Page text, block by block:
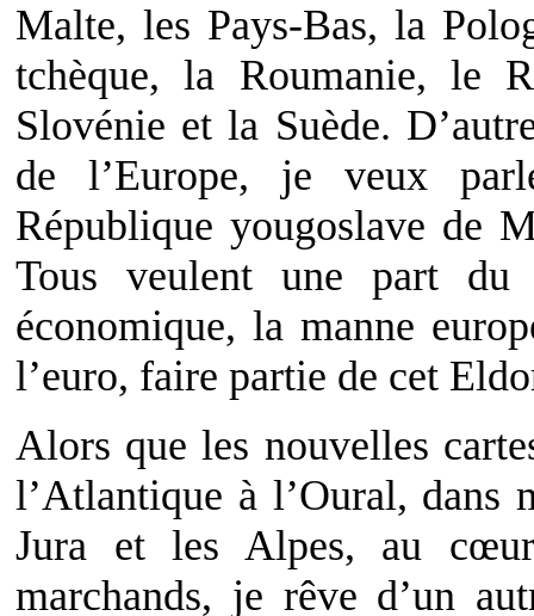
Malte, les Pays-Bas, la
tchèque, la Roumanie, le
Slovénie et la Suède.
de l’Europe, je veux
République yougoslave de
Tous veulent une part du
économique, la manne
l’euro, faire partie de cet
Alors que les nouvelles
l’Atlantique à l’Oural, dans
Jura et les Alpes, au
marchands, je rêve d’un